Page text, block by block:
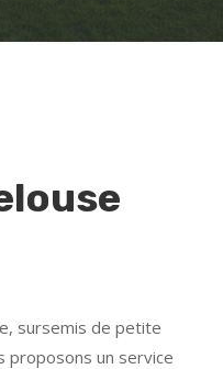
sursemis de petite
proposons un service